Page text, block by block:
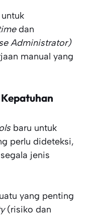
dan
Administrator)
manual yang
baru untuk
perlu dideteksi,
jenis
yang penting
(risiko dan